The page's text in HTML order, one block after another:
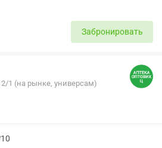
Забронировать
1 (на рынке, универсам)